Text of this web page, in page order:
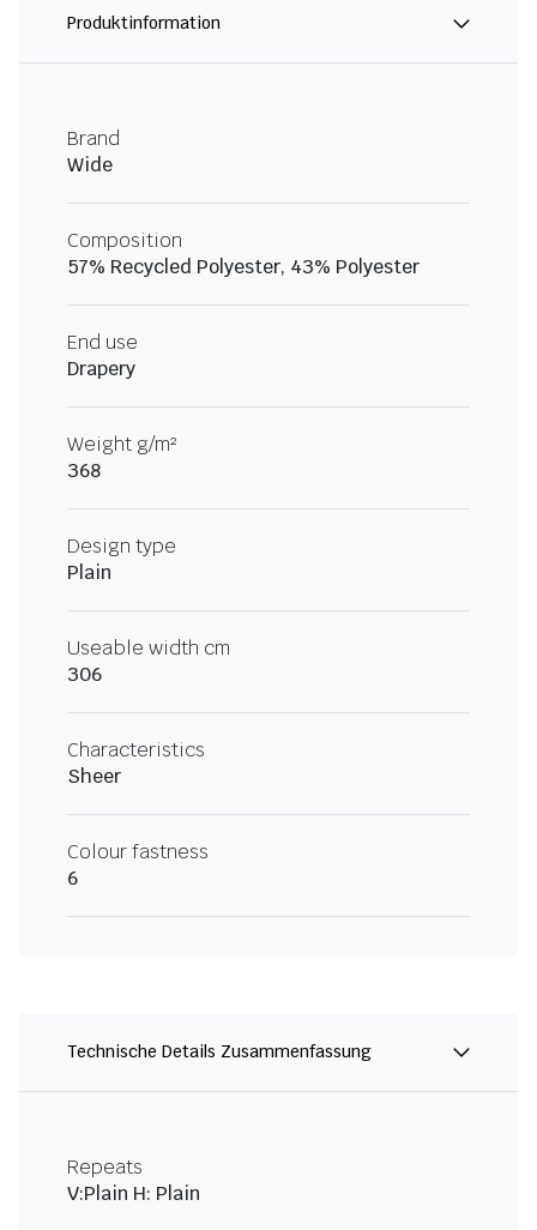
Produktinformation
Brand
Wide
Composition
57% Recycled Polyester, 43% Polyester
End use
Drapery
Weight g/m²
368
Design type
Plain
Useable width cm
306
Characteristics
Sheer
Colour fastness
6
Technische Details Zusammenfassung
Repeats
V:Plain H: Plain